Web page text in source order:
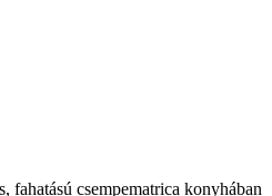
fahatású csempematrica konyhában